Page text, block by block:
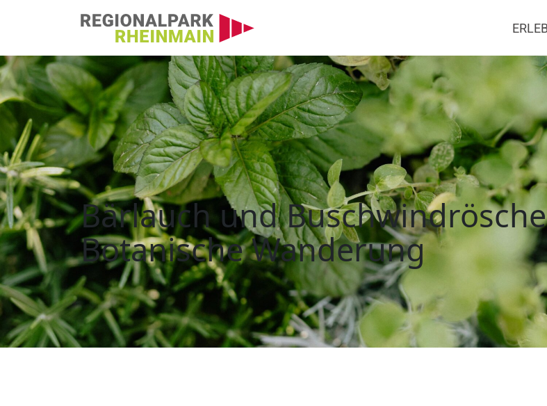
Bärlauch und Buschwindröschen –
Hauptnavigation
Bärlauch und
Botanische Wanderung